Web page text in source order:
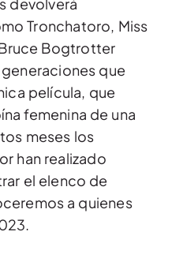
devolverá
Tronchatoro, Miss
Bogtrotter
que
película, que
femenina de una
meses los
han realizado
el elenco de
a quienes